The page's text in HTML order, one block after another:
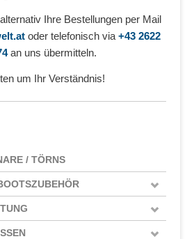
Ihre Bestellungen per Mail
oder telefonisch via +43 2622
an uns übermitteln.
um Ihr Verständnis!
/ TÖRNS